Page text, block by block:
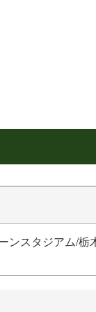
ンスタジアム/